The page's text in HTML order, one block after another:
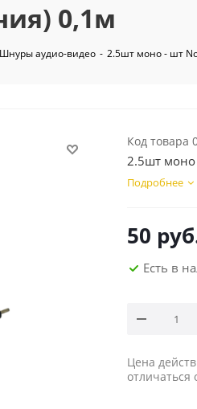
0,1м
Шнуры аудио-видео - 2.5шт моно - шт
Код товара
2.5шт моно
Подробнее
50
Есть в
Цена